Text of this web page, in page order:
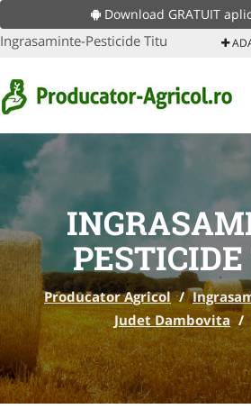
Download GRATUIT
Ingrasaminte-Pesticide Titu
Producator Agricol /
Judet Dambovita /